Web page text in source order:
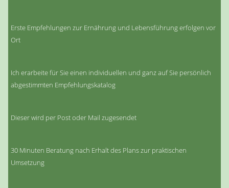
Erste Empfehlungen zur Ernährung und Lebensführung erfolgen vor
Ort
Ich erarbeite für Sie einen individuellen und ganz auf Sie persönlich
abgestimmten Empfehlungskatalog
Dieser wird per Post oder Mail zugesendet
30 Minuten Beratung nach Erhalt des Plans zur praktischen
Umsetzung